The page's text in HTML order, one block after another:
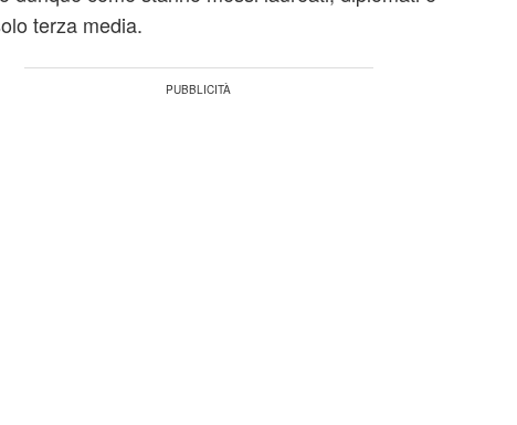
terza media.